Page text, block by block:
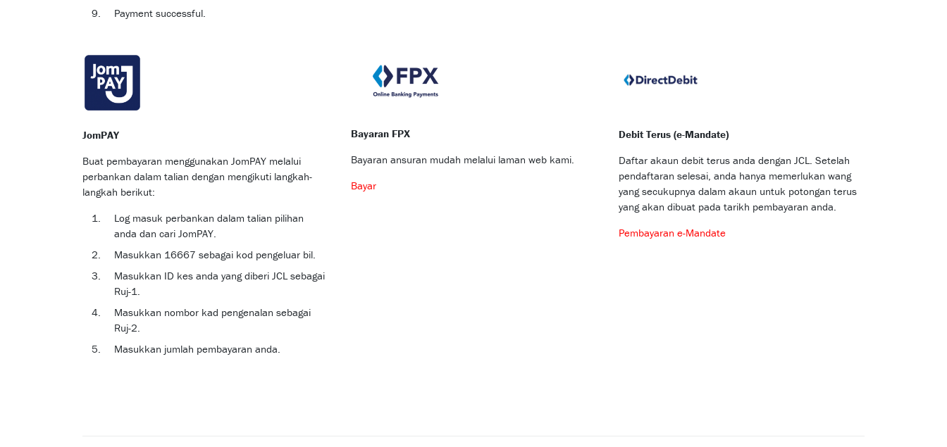
Payment successful.
JomPAY
Buat pembayaran menggunakan JomPAY melalui
perbankan dalam talian dengan mengikuti langkah-
langkah berikut:
Log masuk perbankan dalam talian pilihan
anda dan cari JomPAY.
Masukkan 16667 sebagai kod pengeluar bil.
Masukkan ID kes anda yang diberi JCL sebagai
Ruj-1.
Masukkan nombor kad pengenalan sebagai
Ruj-2.
Masukkan jumlah pembayaran anda.
Bayaran FPX
Bayaran ansuran mudah melalui laman web kami.
Bayar
Debit Terus (e-Mandate)
Daftar akaun debit terus anda dengan JCL. Setelah
pendaftaran selesai, anda hanya memerlukan wang
yang secukupnya dalam akaun untuk potongan terus
yang akan dibuat pada tarikh pembayaran anda.
Pembayaran e-Mandate